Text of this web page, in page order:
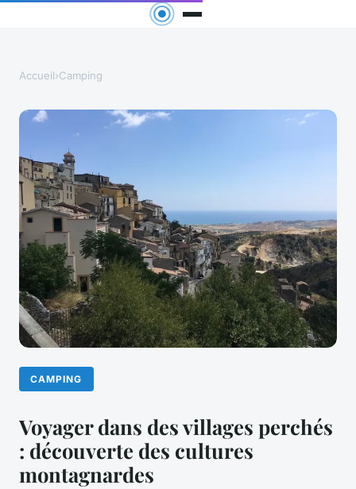
Accueil›Camping
CAMPING
Voyager dans des villages perchés
: découverte des cultures
montagnardes